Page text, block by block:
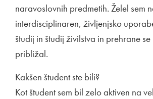
naravoslovnih predmetih. Želel sem
interdisciplinaren, življenjsko
študij in študij živilstva in prehrane
približal.
Kakšen študent ste bili?
Kot študent sem bil zelo aktiven na